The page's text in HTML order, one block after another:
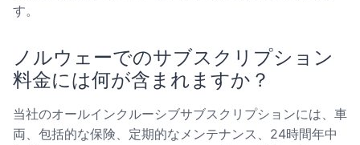
す。
ノルウェーでのサブスクリプション
料金には何が含まれますか？
当社のオールインクルーシブサブスクリプションには、車
両、包括的な保険、定期的なメンテナンス、24時間年中